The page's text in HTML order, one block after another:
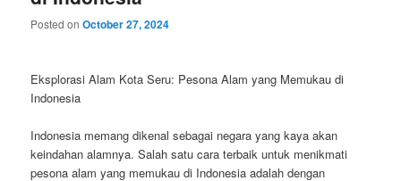
Posted onOctober 27, 2024
Eksplorasi Alam Kota Seru: Pesona Alam yang Memukau di
Indonesia
Indonesia memang dikenal sebagai negara yang kaya akan
keindahan alamnya. Salah satu cara terbaik untuk menikmati
pesona alam yang memukau di Indonesia adalah dengan